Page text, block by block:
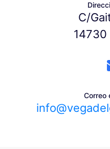
C/
14730
Correo